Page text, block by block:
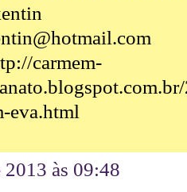
carmem-
eva.html
às 09:48